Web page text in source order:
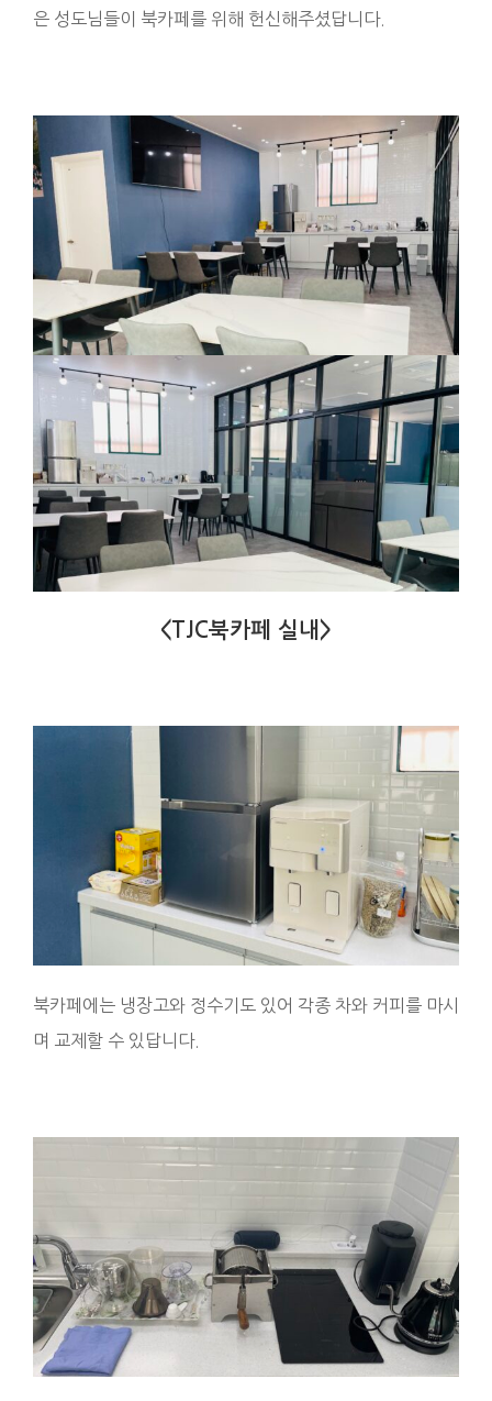
은 성도님들이 북카페를 위해 헌신해주셨답니다.
<TJC북카페 실내>
북카페에는 냉장고와 정수기도 있어 각종 차와 커피를 마시
며 교제할 수 있답니다.